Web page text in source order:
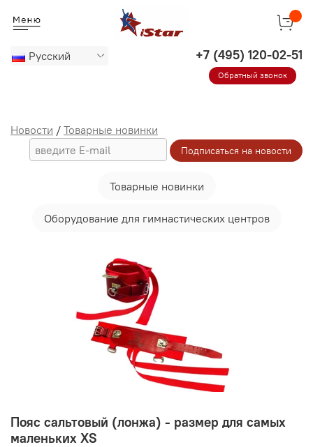
Русский
Обратный звонок
Новости / Товарные новинки
Товарные новинки
Оборудование для гимнастических центров
Пояс сальтовый (лонжа) - размер для самых
маленьких XS